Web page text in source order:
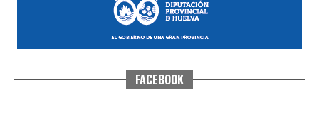
CUARTA CORRIDA DE LAS FIESTAS COLOMBINAS
FACEBOOK